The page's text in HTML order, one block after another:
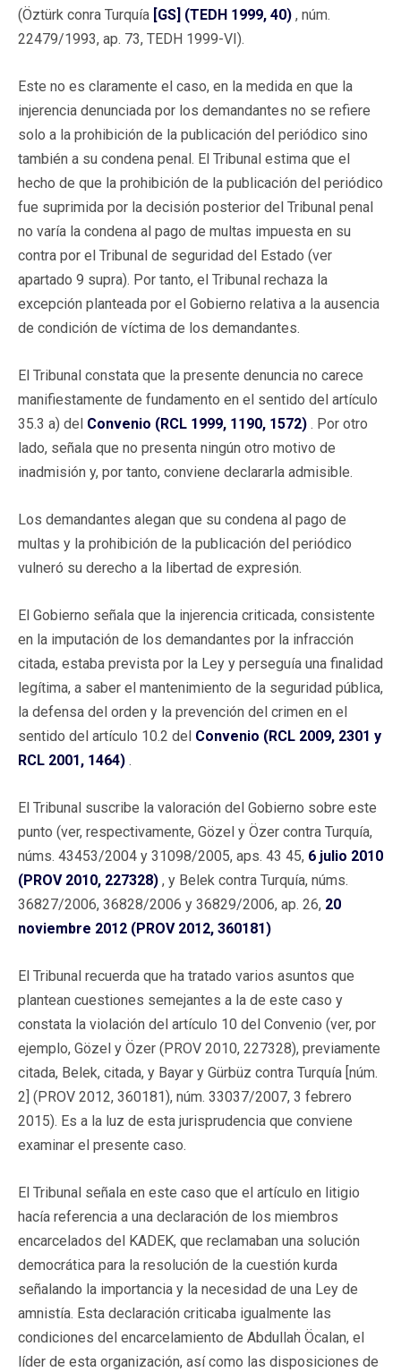
(Öztürk conra Turquía [GS] (TEDH 1999, 40) , núm.
22479/1993, ap. 73, TEDH 1999-VI).
Este no es claramente el caso, en la medida en que la
injerencia denunciada por los demandantes no se refiere
solo a la prohibición de la publicación del periódico sino
también a su condena penal. El Tribunal estima que el
hecho de que la prohibición de la publicación del periódico
fue suprimida por la decisión posterior del Tribunal penal
no varía la condena al pago de multas impuesta en su
contra por el Tribunal de seguridad del Estado (ver
apartado 9 supra). Por tanto, el Tribunal rechaza la
excepción planteada por el Gobierno relativa a la ausencia
de condición de víctima de los demandantes.
El Tribunal constata que la presente denuncia no carece
manifiestamente de fundamento en el sentido del artículo
35.3 a) del Convenio (RCL 1999, 1190, 1572) . Por otro
lado, señala que no presenta ningún otro motivo de
inadmisión y, por tanto, conviene declararla admisible.
Los demandantes alegan que su condena al pago de
multas y la prohibición de la publicación del periódico
vulneró su derecho a la libertad de expresión.
El Gobierno señala que la injerencia criticada, consistente
en la imputación de los demandantes por la infracción
citada, estaba prevista por la Ley y perseguía una finalidad
legítima, a saber el mantenimiento de la seguridad pública,
la defensa del orden y la prevención del crimen en el
sentido del artículo 10.2 del Convenio (RCL 2009, 2301 y
RCL 2001, 1464) .
El Tribunal suscribe la valoración del Gobierno sobre este
punto (ver, respectivamente, Gözel y Özer contra Turquía,
núms. 43453/2004 y 31098/2005, aps. 43 45, 6 julio 2010
(PROV 2010, 227328) , y Belek contra Turquía, núms.
36827/2006, 36828/2006 y 36829/2006, ap. 26, 20
noviembre 2012 (PROV 2012, 360181)
El Tribunal recuerda que ha tratado varios asuntos que
plantean cuestiones semejantes a la de este caso y
constata la violación del artículo 10 del Convenio (ver, por
ejemplo, Gözel y Özer (PROV 2010, 227328), previamente
citada, Belek, citada, y Bayar y Gürbüz contra Turquía [núm.
2] (PROV 2012, 360181), núm. 33037/2007, 3 febrero
2015). Es a la luz de esta jurisprudencia que conviene
examinar el presente caso.
El Tribunal señala en este caso que el artículo en litigio
hacía referencia a una declaración de los miembros
encarcelados del KADEK, que reclamaban una solución
democrática para la resolución de la cuestión kurda
señalando la importancia y la necesidad de una Ley de
amnistía. Esta declaración criticaba igualmente las
condiciones del encarcelamiento de Abdullah Öcalan, el
líder de esta organización, así como las disposiciones de